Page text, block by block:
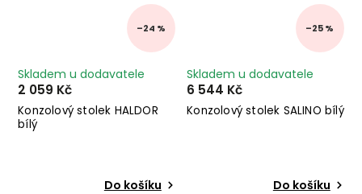
–24 %
Konzolový stolek HALDOR
bílý
Skladem u dodavatele
2 059 Kč
Do košíku
–25 %
Konzolový stolek SALINO bílý
Skladem u dodavatele
6 544 Kč
Do košíku